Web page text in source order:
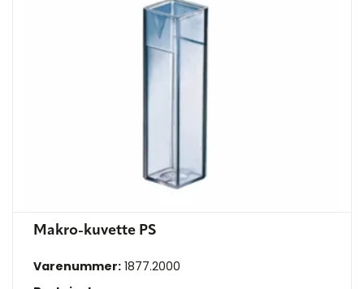
Makro-kuvette PS
Varenummer: 1877.2000